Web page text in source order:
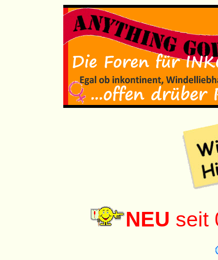
NEU seit